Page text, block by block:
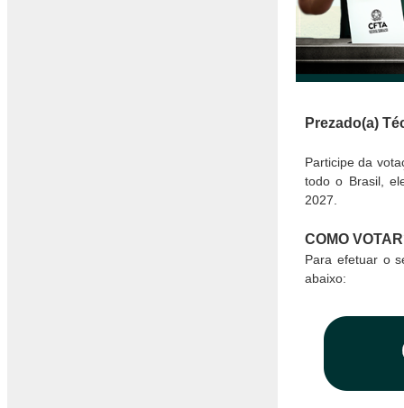
Prezado(a)
Participe da
todo o Brasil,
2027.
COMO
Para efetuar o
abaixo: